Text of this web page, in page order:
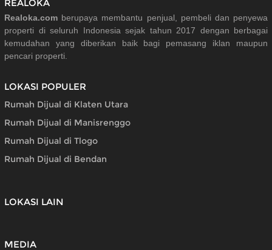
REALOKA
Realoka.com berupaya membantu penjual, pembeli dan penyewa
properti di seluruh Indonesia sejak tahun 2017 dengan berbagai
kemudahan yang diberikan baik bagi pemasang iklan maupun
pencari properti.
LOKASI POPULER
Rumah Dijual di Klaten Utara
Rumah Dijual di Manisrenggo
Rumah Dijual di Tlogo
Rumah Dijual di Bendan
LOKASI LAIN
MEDIA